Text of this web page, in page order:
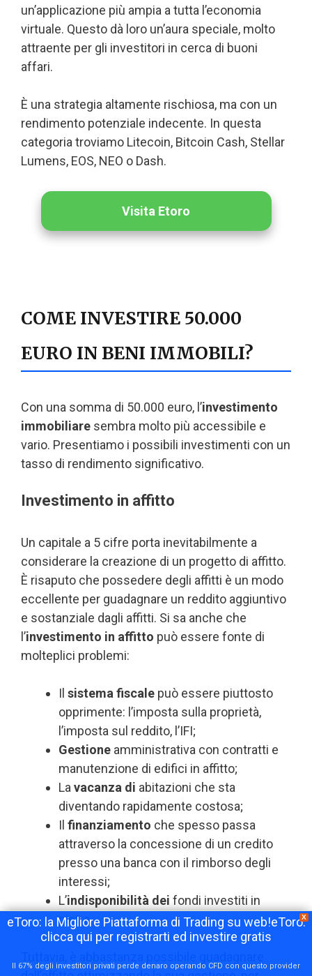
un’applicazione più ampia a tutta l’economia
virtuale. Questo dà loro un’aura speciale, molto
attraente per gli investitori in cerca di buoni
affari.
È una strategia altamente rischiosa, ma con un
rendimento potenziale indecente. In questa
categoria troviamo Litecoin, Bitcoin Cash, Stellar
Lumens, EOS, NEO o Dash.
Visita Etoro
COME INVESTIRE 50.000
EURO IN BENI IMMOBILI?
Con una somma di 50.000 euro, l’investimento
immobiliare sembra molto più accessibile e
vario. Presentiamo i possibili investimenti con un
tasso di rendimento significativo.
Investimento in affitto
Un capitale a 5 cifre porta inevitabilmente a
considerare la creazione di un progetto di affitto.
È risaputo che possedere degli affitti è un modo
eccellente per guadagnare un reddito aggiuntivo
e sostanziale dagli affitti. Si sa anche che
l’investimento in affitto può essere fonte di
molteplici problemi:
Il sistema fiscale può essere piuttosto
opprimente: l’imposta sulla proprietà,
l’imposta sul reddito, l’IFI;
Gestione amministrativa con contratti e
manutenzione di edifici in affitto;
Lavacanza di abitazioni che sta
diventando rapidamente costosa;
Il finanziamento che spesso passa
attraverso la concessione di un credito
presso una banca con il rimborso degli
interessi;
L’indisponibilità dei fondi investiti in
pietra.
X
eToro: la Migliore Piattaforma di Trading su web!eToro:
clicca qui per registrarti ed investire gratis
Il 67% degli investitori privati perde denaro operando CFD con questo provider